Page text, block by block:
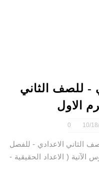
- للصف الثاني
الاول
10/
0
الثاني الاعدادي - للفصل
( الاعداد الحقيقية -